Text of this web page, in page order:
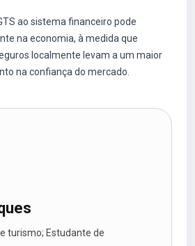
ao sistema financeiro pode
na economia, à medida que
localmente levam a um maior
na confiança do mercado.
turismo; Estudante de